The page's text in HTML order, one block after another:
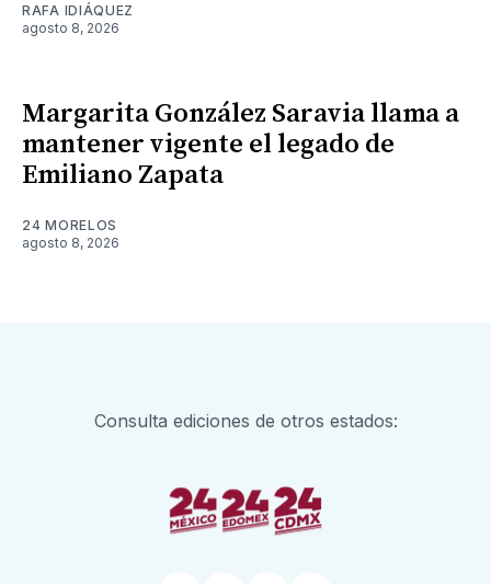
RAFA IDIÁQUEZ
agosto 8, 2026
Margarita González Saravia llama a
mantener vigente el legado de
Emiliano Zapata
24 MORELOS
agosto 8, 2026
Consulta ediciones de otros estados: